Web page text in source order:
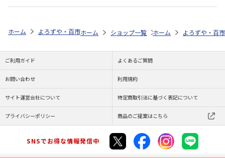
ホーム よろずや・百市 食品 ≪手土産≫浪速育松月 トラ焼10個入
ホーム ショップ一覧 よろずや・百市 ≪手
ホーム よろずや・百市
ご利用ガイド よくあるご質問
お問い合わせ 利用規約
サイト運営会社について 特定商取引法に基づく表記について
プライバシーポリシー 商品のご提案はこちら
SNSでお得な情報発信中